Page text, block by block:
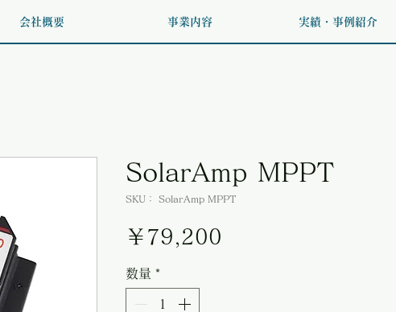
会社概要 事業内容 実績・事例紹介
SolarAmp MPPT
SKU： SolarAmp MPPT
￥79,200
数量 *